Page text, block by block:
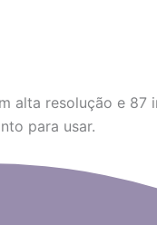
alta resolução e
para usar.